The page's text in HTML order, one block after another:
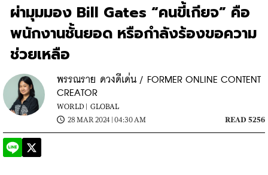
ผ่ามุมมอง Bill Gates “คนขี้เกียจ” คือ
พนักงานชั้นยอด หรือกำลังร้องขอความ
ช่วยเหลือ
พรรณราย ดวงดีเด่น / FORMER ONLINE CONTENT
CREATOR
WORLD | GLOBAL
28 MAR 2024 | 04:30 AM
READ 5256